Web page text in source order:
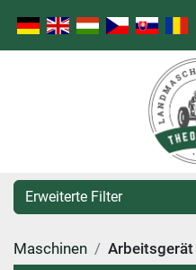
Erweiterte Filter
Kategorie
Maschinen Arbeitsgerät